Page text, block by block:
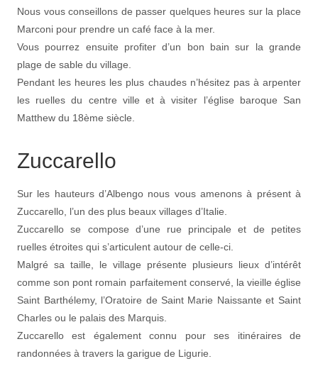
Nous vous conseillons de passer quelques heures sur la place
Marconi pour prendre un café face à la mer.
Vous pourrez ensuite profiter d’un bon bain sur la grande
plage de sable du village.
Pendant les heures les plus chaudes n’hésitez pas à arpenter
les ruelles du centre ville et à visiter l’église baroque San
Matthew du 18ème siècle.
Zuccarello
Sur les hauteurs d’Albengo nous vous amenons à présent à
Zuccarello, l’un des plus beaux villages d’Italie.
Zuccarello se compose d’une rue principale et de petites
ruelles étroites qui s’articulent autour de celle-ci.
Malgré sa taille, le village présente plusieurs lieux d’intérêt
comme son pont romain parfaitement conservé, la vieille église
Saint Barthélemy, l’Oratoire de Saint Marie Naissante et Saint
Charles ou le palais des Marquis.
Zuccarello est également connu pour ses itinéraires de
randonnées à travers la garigue de Ligurie.